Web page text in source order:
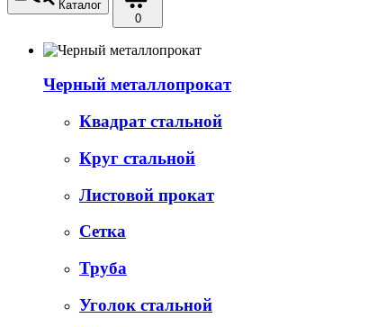
Каталог
0
Черный металлопрокат
Квадрат стальной
Круг стальной
Листовой прокат
Сетка
Труба
Уголок стальной